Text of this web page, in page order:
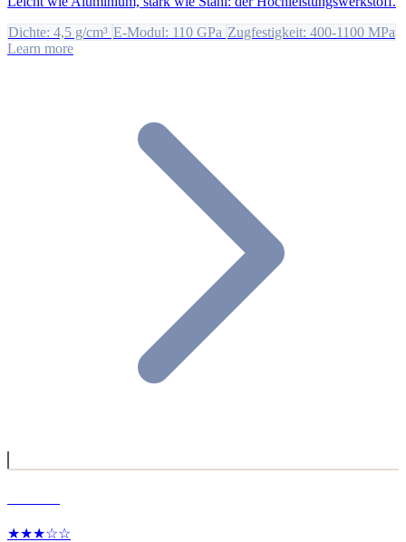
Dichte: 4,5 g/cm³ E-Modul: 110 GPa Zugfestigkeit: 400-1100 MPa
Learn more
★★★☆☆